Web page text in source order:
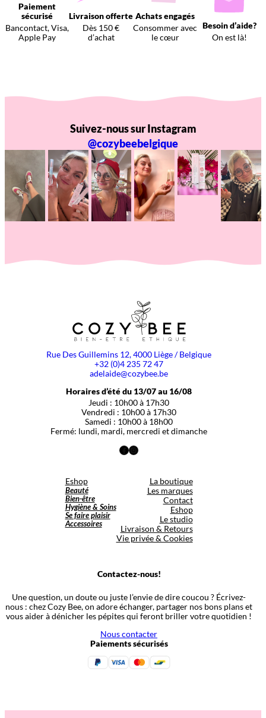
Paiement
sécurisé
Bancontact, Visa,
Apple Pay
Livraison offerte
Dès 150 €
d’achat
Achats engagés
Consommer avec
le cœur
Besoin d’aide?
On est là!
Suivez-nous sur Instagram
@cozybeebelgique
Rue Des Guillemins 12, 4000 Liège / Belgique
+32 (0)4 235 72 47
adelaide@cozybee.be
Horaires d’été du 13/07 au 16/08
Jeudi : 10h00 à 17h30
Vendredi : 10h00 à 17h30
Samedi : 10h00 à 18h00
Fermé: lundi, mardi, mercredi et dimanche
Facebook
Instagram
Eshop
Beauté
Bien-être
Hygiène & Soins
Se faire plaisir
Accessoires
La boutique
Les marques
Contact
Eshop
Le studio
Livraison & Retours
Vie privée & Cookies
Contactez-nous!
Une question, un doute ou juste l’envie de dire coucou ? Écrivez-
nous : chez Cozy Bee, on adore échanger, partager nos bons plans et
vous aider à dénicher les pépites qui feront briller votre quotidien !
Nous contacter
Paiements sécurisés